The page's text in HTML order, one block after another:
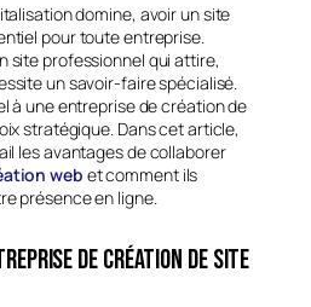
domine, avoir un site
pour toute entreprise.
site professionnel qui attire,
un savoir-faire spécialisé.
à une entreprise de création de
stratégique. Dans cet article,
les avantages de collaborer
web et comment ils
présence en ligne.
de création de site